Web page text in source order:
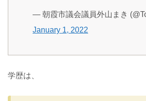
— 朝霞市議会議員外山まき
January 1, 2022
学歴は、